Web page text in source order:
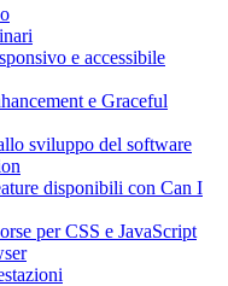
e accessibile
e Graceful
sviluppo del software
disponibili con Can I
per CSS e JavaScript